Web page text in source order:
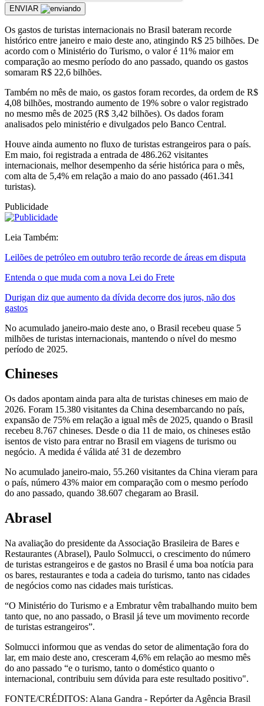
ENVIAR
Os gastos de turistas internacionais no Brasil bateram recorde
histórico entre janeiro e maio deste ano, atingindo R$ 25 bilhões. De
acordo com o Ministério do Turismo, o valor é 11% maior em
comparação ao mesmo período do ano passado, quando os gastos
somaram R$ 22,6 bilhões.
Também no mês de maio, os gastos foram recordes, da ordem de R$
4,08 bilhões, mostrando aumento de 19% sobre o valor registrado
no mesmo mês de 2025 (R$ 3,42 bilhões). Os dados foram
analisados pelo ministério e divulgados pelo Banco Central.
Houve ainda aumento no fluxo de turistas estrangeiros para o país.
Em maio, foi registrada a entrada de 486.262 visitantes
internacionais, melhor desempenho da série histórica para o mês,
com alta de 5,4% em relação a maio do ano passado (461.341
turistas).
Publicidade
Leia Também:
Leilões de petróleo em outubro terão recorde de áreas em disputa
Entenda o que muda com a nova Lei do Frete
Durigan diz que aumento da dívida decorre dos juros, não dos
gastos
No acumulado janeiro-maio deste ano, o Brasil recebeu quase 5
milhões de turistas internacionais, mantendo o nível do mesmo
período de 2025.
Chineses
Os dados apontam ainda para alta de turistas chineses em maio de
2026. Foram 15.380 visitantes da China desembarcando no país,
expansão de 75% em relação a igual mês de 2025, quando o Brasil
recebeu 8.767 chineses. Desde o dia 11 de maio, os chineses estão
isentos de visto para entrar no Brasil em viagens de turismo ou
negócio. A medida é válida até 31 de dezembro
No acumulado janeiro-maio, 55.260 visitantes da China vieram para
o país, número 43% maior em comparação com o mesmo período
do ano passado, quando 38.607 chegaram ao Brasil.
Abrasel
Na avaliação do presidente da Associação Brasileira de Bares e
Restaurantes (Abrasel), Paulo Solmucci, o crescimento do número
de turistas estrangeiros e de gastos no Brasil é uma boa notícia para
os bares, restaurantes e toda a cadeia do turismo, tanto nas cidades
de negócios como nas cidades mais turísticas.
“O Ministério do Turismo e a Embratur vêm trabalhando muito bem
tanto que, no ano passado, o Brasil já teve um movimento recorde
de turistas estrangeiros”.
Solmucci informou que as vendas do setor de alimentação fora do
lar, em maio deste ano, cresceram 4,6% em relação ao mesmo mês
do ano passado “e o turismo, tanto o doméstico quanto o
internacional, contribuiu sem dúvida para este resultado positivo".
FONTE/CRÉDITOS: Alana Gandra - Repórter da Agência Brasil